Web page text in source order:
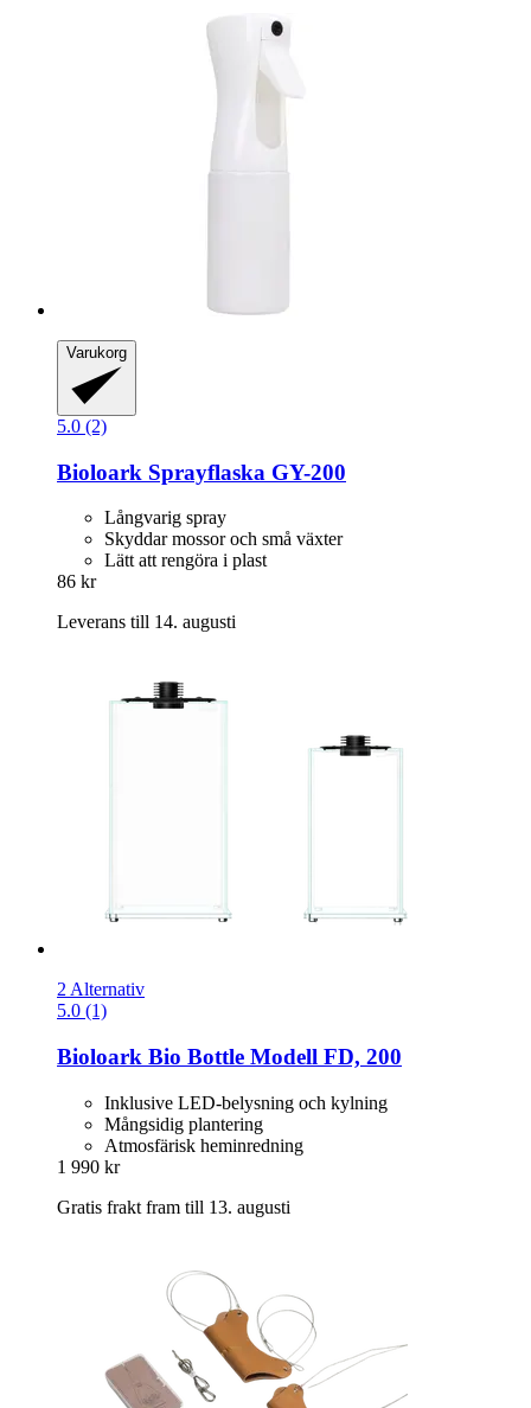
Varukorg
5.0 (2)
Bioloark Sprayflaska GY-​200
Långvarig spray
Skyddar mossor och små växter
Lätt att rengöra i plast
86 kr
Leverans till 14. augusti
2 Alternativ
5.0 (1)
Bioloark Bio Bottle Modell FD, 200
Inklusive LED-belysning och kylning
Mångsidig plantering
Atmosfärisk heminredning
1 990 kr
Gratis frakt fram till 13. augusti